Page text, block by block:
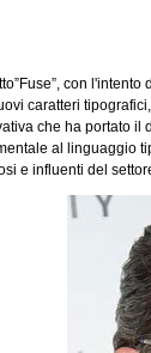
con
caratteri
che ha portato
al linguaggio
e influenti del